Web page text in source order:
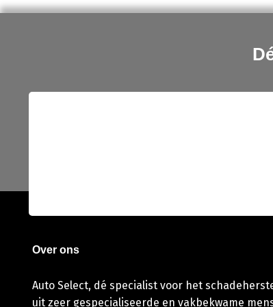
Over ons
Auto Select, dé specialist voor het
uit zeer gespecialiseerde en vakbekwame